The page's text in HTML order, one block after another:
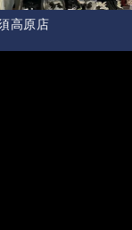
高原店